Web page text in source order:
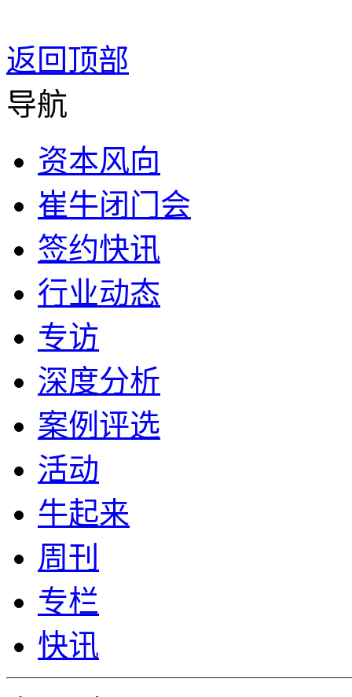
返回顶部
导航
资本风向
崔牛闭门会
签约快讯
行业动态
专访
深度分析
案例评选
活动
牛起来
周刊
专栏
快讯